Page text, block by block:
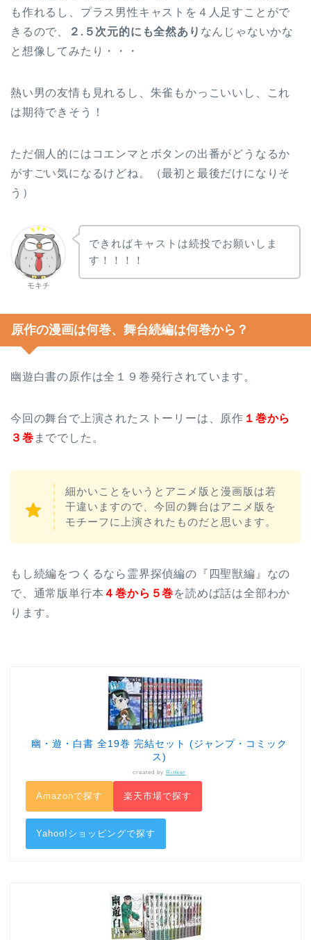
も作れるし、プラス男性キャストを４人足すことがで
きるので、
２.５次元的にも全然あり なんじゃないかな
と想像してみたり・・・
熱い男の友情も見れるし、朱雀もかっこいいし、これ
は期待できそう！
ただ個人的にはコエンマとボタンの出番がどうなるか
がすごい気になるけどね。（最初と最後だけになりそ
う）
モキチ
できればキャストは続投でお願いしま
す！！！！
原作の漫画は何巻、舞台続編は何巻から？
幽遊白書の原作は全１９巻発行されています。
今回の舞台で上演されたストーリーは、原作 １巻から
３巻 まででした。
細かいことをいうとアニメ版と漫画版は若
干違いますので、今回の舞台はアニメ版を
モチーフに上演されたものだと思います。
もし続編をつくるなら霊界探偵編の『四聖獣編』なの
で、通常版単行本 ４巻から５巻を読めば話は全部わか
ります。
幽・遊・白書 全19巻 完結セット (ジャンプ・コミック
ス)
created by Rinker
Amazonで探す 楽天市場で探す
Yahoo!ショッピングで探す